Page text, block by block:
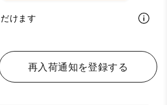
けます
再入荷通知を登録する